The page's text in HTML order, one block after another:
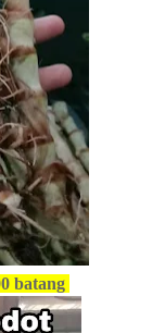
batang